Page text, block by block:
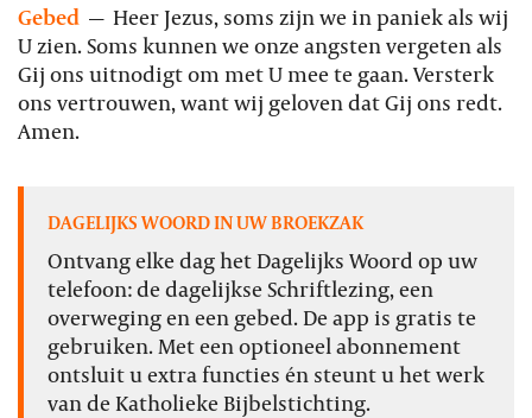
Gebed — Heer Jezus, soms zijn we in paniek als wij
U zien. Soms kunnen we onze angsten vergeten als
Gij ons uitnodigt om met U mee te gaan. Versterk
ons vertrouwen, want wij geloven dat Gij ons redt.
Amen.
DAGELIJKS WOORD IN UW BROEKZAK
Ontvang elke dag het Dagelijks Woord op uw
telefoon: de dagelijkse Schriftlezing, een
overweging en een gebed. De app is gratis te
gebruiken. Met een optioneel abonnement
ontsluit u extra functies én steunt u het werk
van de Katholieke Bijbelstichting.